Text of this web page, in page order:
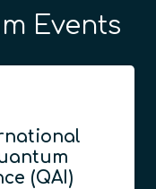
Events
(QAI)